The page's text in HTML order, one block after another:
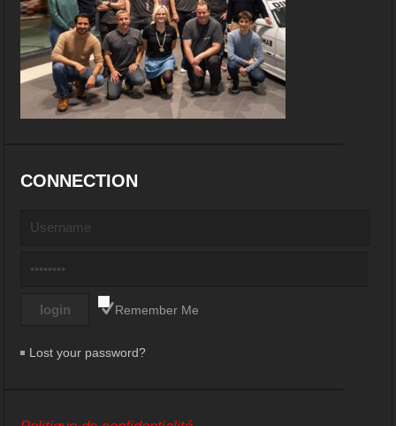
CONNECTION
Remember Me
Lost your password?